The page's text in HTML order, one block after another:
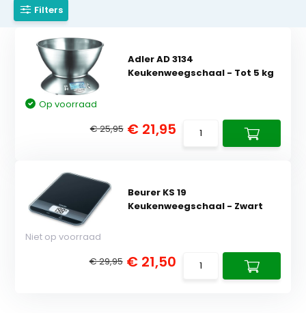
Filters
Adler AD 3134
Keukenweegschaal - Tot 5 kg
Op voorraad
€ 25,95 € 21,95
Beurer KS 19
Keukenweegschaal - Zwart
Niet op voorraad
€ 29,95 € 21,50